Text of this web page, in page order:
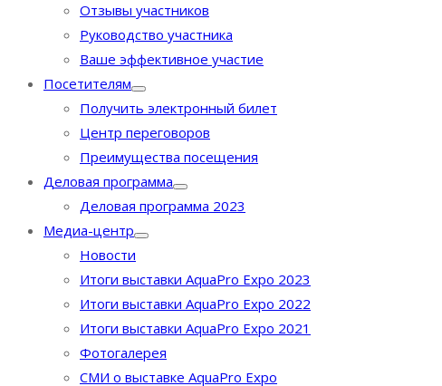
Отзывы участников
Руководство участника
Ваше эффективное участие
Посетителям
Получить электронный билет
Центр переговоров
Преимущества посещения
Деловая программа
Деловая программа 2023
Медиа-центр
Новости
Итоги выставки AquaPro Expo 2023
Итоги выставки AquaPro Expo 2022
Итоги выставки AquaPro Expo 2021
Фотогалерея
СМИ о выставке AquaPro Expo